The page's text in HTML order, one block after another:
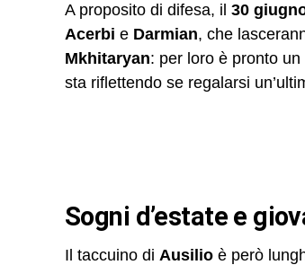
A proposito di difesa, il 30
Acerbi e Darmian, che
Mkhitaryan: per loro è pronto
sta riflettendo se regalarsi
Sogni d’estate e
Il taccuino di Ausilio è però